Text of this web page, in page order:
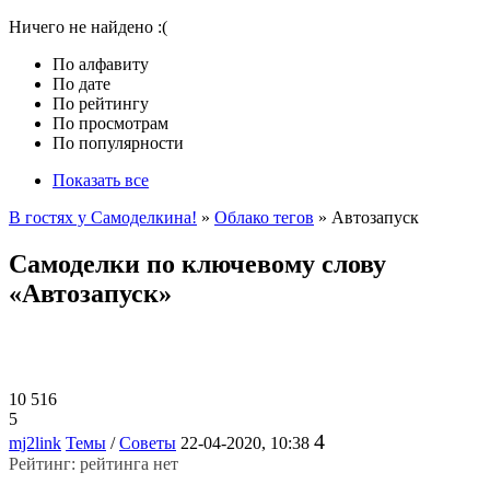
Ничего не найдено :(
По алфавиту
По дате
По рейтингу
По просмотрам
По популярности
Показать все
В гостях у Самоделкина! » Облако тегов » Автозапуск
Самоделки по ключевому слову
«Автозапуск»
10 516
5
mj2link Темы /Советы 22-04-2020, 10:38 4
Рейтинг: рейтинга нет